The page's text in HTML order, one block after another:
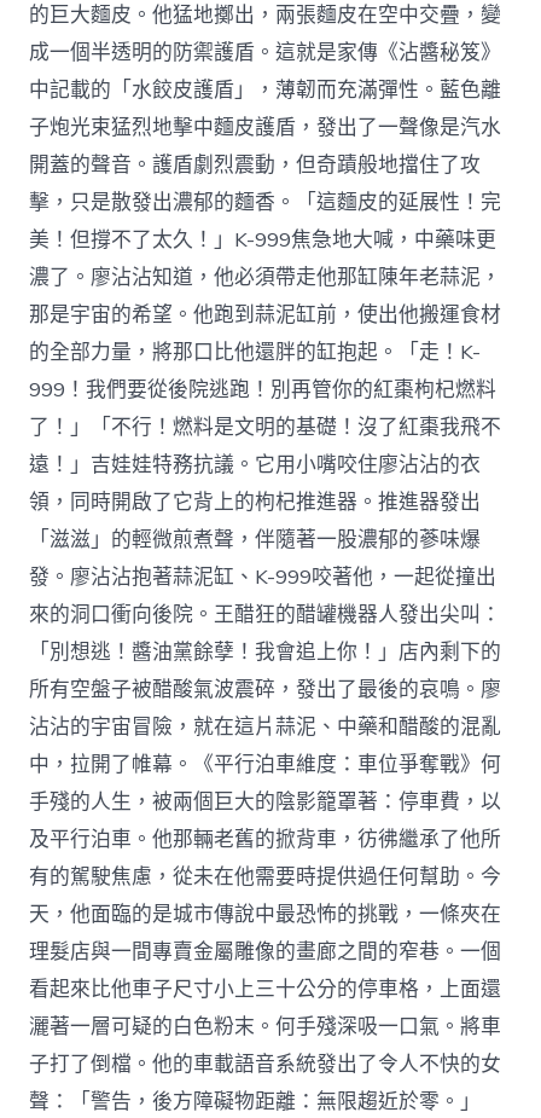
的巨大麵皮。他猛地擲出，兩張麵皮在空中交疊，變
成一個半透明的防禦護盾。這就是家傳《沾醬秘笈》
中記載的「水餃皮護盾」，薄韌而充滿彈性。藍色離
子炮光束猛烈地擊中麵皮護盾，發出了一聲像是汽水
開蓋的聲音。護盾劇烈震動，但奇蹟般地擋住了攻
擊，只是散發出濃郁的麵香。「這麵皮的延展性！完
美！但撐不了太久！」K-999焦急地大喊，中藥味更
濃了。廖沾沾知道，他必須帶走他那缸陳年老蒜泥，
那是宇宙的希望。他跑到蒜泥缸前，使出他搬運食材
的全部力量，將那口比他還胖的缸抱起。「走！K-
999！我們要從後院逃跑！別再管你的紅棗枸杞燃料
了！」「不行！燃料是文明的基礎！沒了紅棗我飛不
遠！」吉娃娃特務抗議。它用小嘴咬住廖沾沾的衣
領，同時開啟了它背上的枸杞推進器。推進器發出
「滋滋」的輕微煎煮聲，伴隨著一股濃郁的蔘味爆
發。廖沾沾抱著蒜泥缸、K-999咬著他，一起從撞出
來的洞口衝向後院。王醋狂的醋罐機器人發出尖叫：
「別想逃！醬油黨餘孽！我會追上你！」店內剩下的
所有空盤子被醋酸氣波震碎，發出了最後的哀鳴。廖
沾沾的宇宙冒險，就在這片蒜泥、中藥和醋酸的混亂
中，拉開了帷幕。《平行泊車維度：車位爭奪戰》何
手殘的人生，被兩個巨大的陰影籠罩著：停車費，以
及平行泊車。他那輛老舊的掀背車，彷彿繼承了他所
有的駕駛焦慮，從未在他需要時提供過任何幫助。今
天，他面臨的是城市傳說中最恐怖的挑戰，一條夾在
理髮店與一間專賣金屬雕像的畫廊之間的窄巷。一個
看起來比他車子尺寸小上三十公分的停車格，上面還
灑著一層可疑的白色粉末。何手殘深吸一口氣。將車
子打了倒檔。他的車載語音系統發出了令人不快的女
聲：「警告，後方障礙物距離：無限趨近於零。」